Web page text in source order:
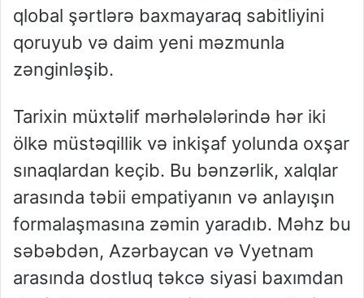
qlobal şərtlərə baxmayaraq sabitliyini
qoruyub və daim yeni məzmunla
zənginləşib.
Tarixin müxtəlif mərhələlərində hər iki
ölkə müstəqillik və inkişaf yolunda oxşar
sınaqlardan keçib. Bu bənzərlik, xalqlar
arasında təbii empatiyanın və anlayışın
formalaşmasına zəmin yaradıb. Məhz bu
səbəbdən, Azərbaycan və Vyetnam
arasında dostluq təkcə siyasi baxımdan